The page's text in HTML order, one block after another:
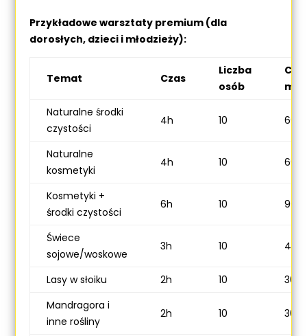
Przykładowe warsztaty premium (dla
dorosłych, dzieci i młodzieży):
Temat Czas
Liczba
osób
Naturalne środki
czystości
4h 10 600
Naturalne
kosmetyki
4h 10 600
Kosmetyki +
środki czystości
6h 10 900
Świece
sojowe/woskowe
3h 10 450
Lasy w słoiku 2h 10
300
Mandragora i
inne rośliny
2h 10 300